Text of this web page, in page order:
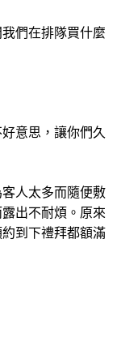
們在排隊買什麼
意思，讓你們久
人太多而隨便敷
出不耐煩。原來
到下禮拜都額滿